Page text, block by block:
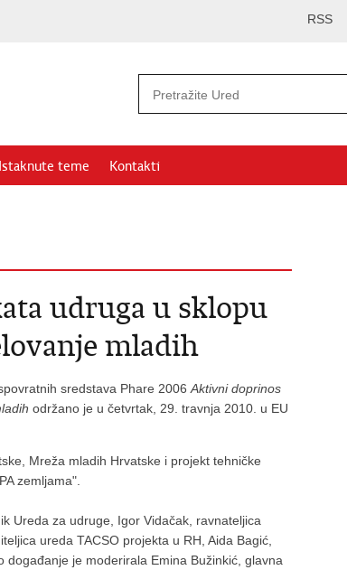
RSS
Istaknute teme Kontakti
udruga u sklopu
mladih
sredstava Phare 2006 Aktivni doprinos
održano je u četvrtak, 29. travnja 2010. u EU
Mreža mladih Hrvatske i projekt tehničke
zemljama".
Ureda za udruge, Igor Vidačak, ravnateljica
ureda TACSO projekta u RH, Aida Bagić,
događanje je moderirala Emina Bužinkić, glavna